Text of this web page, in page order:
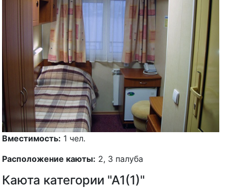
Вместимость: 1 чел.
Расположение каюты: 2, 3 палуба
Каюта категории "А1(1)"